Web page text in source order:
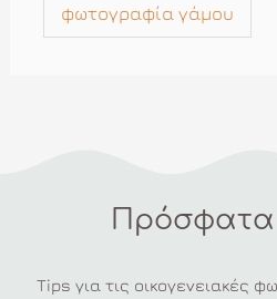
φωτογραφία γάμου
Tips για τις οικογενειακές